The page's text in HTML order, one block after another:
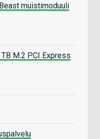
muistimoduuli
M.2 PCI Express